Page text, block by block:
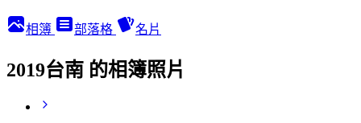
相簿 部落格 名片
2019台南 的相簿照片